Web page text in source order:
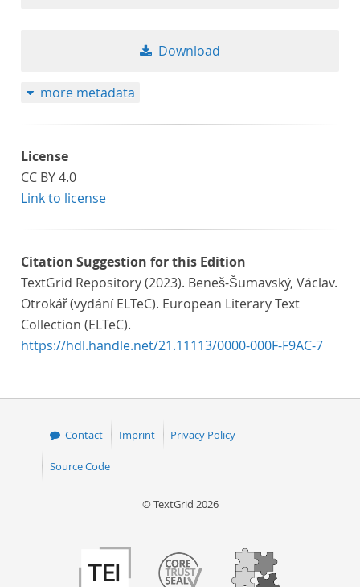
Download
more metadata
License
CC BY 4.0
Link to license
Citation Suggestion for this Edition
TextGrid Repository (2023). Beneš-Šumavský, Václav.
Otrokář (vydání ELTeC). European Literary Text
Collection (ELTeC).
https://hdl.handle.net/21.11113/0000-000F-F9AC-7
Contact Imprint Privacy Policy
Source Code
© TextGrid 2026